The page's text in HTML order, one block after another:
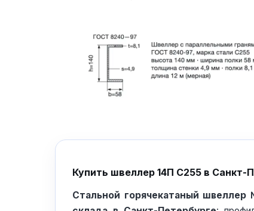
Купить швеллер 14П С255 в Санкт-
Стальной горячекатаный